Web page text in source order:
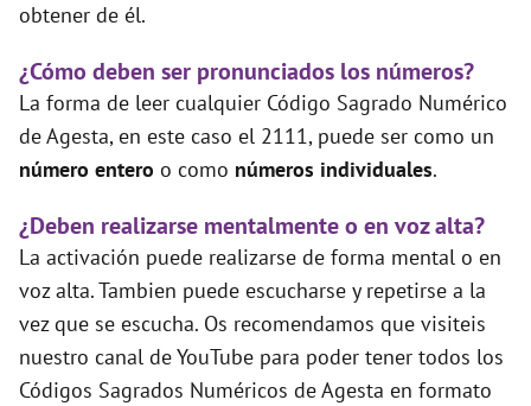
obtener de él.
¿Cómo deben ser pronunciados los números?
La forma de leer cualquier Código Sagrado Numérico
de Agesta, en este caso el 2111, puede ser como un
número entero o como números individuales.
¿Deben realizarse mentalmente o en voz alta?
La activación puede realizarse de forma mental o en
voz alta. Tambien puede escucharse y repetirse a la
vez que se escucha. Os recomendamos que visiteis
nuestro canal de YouTube para poder tener todos los
Códigos Sagrados Numéricos de Agesta en formato